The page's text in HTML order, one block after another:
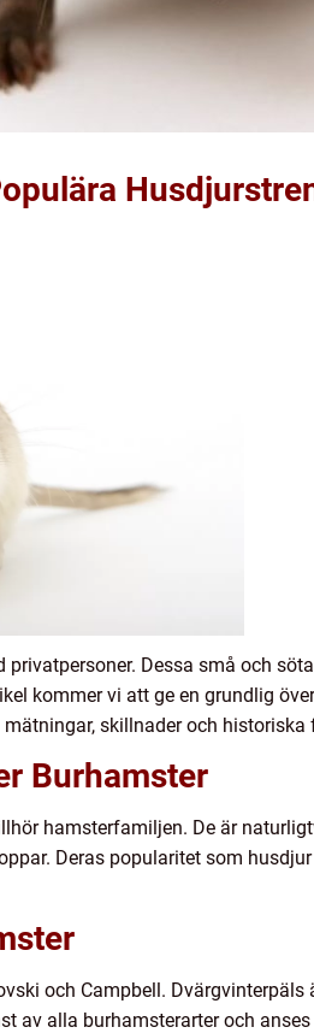
Dessa små och
kommer vi att ge en grundlig
skillnader och historiska
Burhamster
hamsterfamiljen. De är
Deras popularitet som
och Campbell.
av alla burhamsterarter och